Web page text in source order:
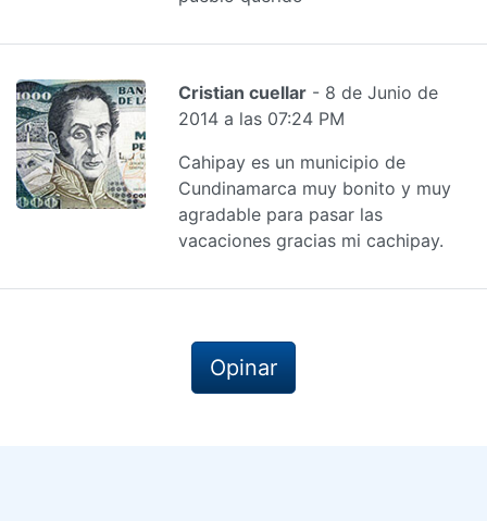
Cristian cuellar - 8 de Junio de
2014 a las 07:24 PM
Cahipay es un municipio de
Cundinamarca muy bonito y muy
agradable para pasar las
vacaciones gracias mi cachipay.
Opinar